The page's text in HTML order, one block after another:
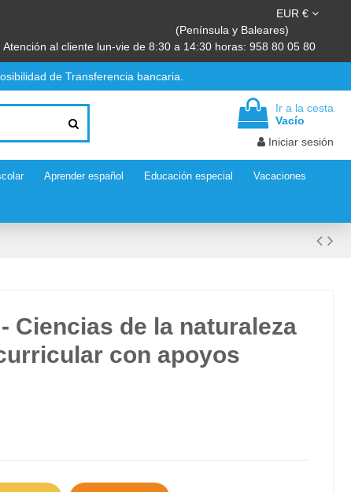
EUR €
(Península y Baleares)
Atención al cliente lun-vie de 8:30 a 14:30 horas: 958 80 05 80
de Transferencia bancaria.
Ir a la cesta
Vacío
Iniciar sesión
Aprender español Educación especial Vacaciones
Ciencias de la naturaleza
con apoyos